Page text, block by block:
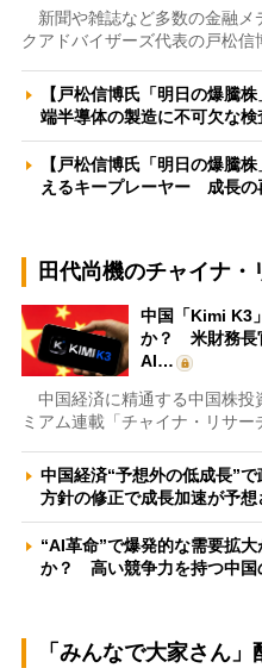
新聞や雑誌など多数の金融メ
クアドバイザーズ代表の戸松信
【戸松信博氏「明日の爆騰
端半導体の製造に不可欠な
【戸松信博氏「明日の爆騰
えるキープレーヤー 成長
田代尚機のチャイナ・
中国「Kimi K3
か？ 米財務長
AI…
中国経済に精通する中国株投
ミアム連載「チャイナ・リサー
中国経済“予想外の低成長”
方針の修正で成長加速が予
“AI革命”で爆発的な需要拡
か？ 高い競争力を持つ中
「みんなで大家さん